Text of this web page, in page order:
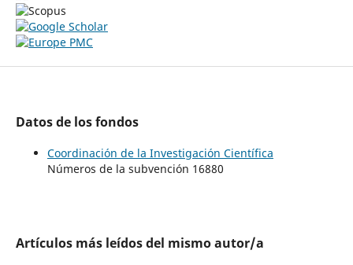
Datos de los fondos
Coordinación de la Investigación Científica
Números de la subvención 16880
Artículos más leídos del mismo autor/a